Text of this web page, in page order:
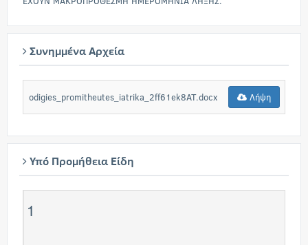
Συνημμένα Αρχεία
odigies_promitheutes_iatrika_2ff61ek8AT.docx Λήψη
Υπό Προμήθεια Είδη
1